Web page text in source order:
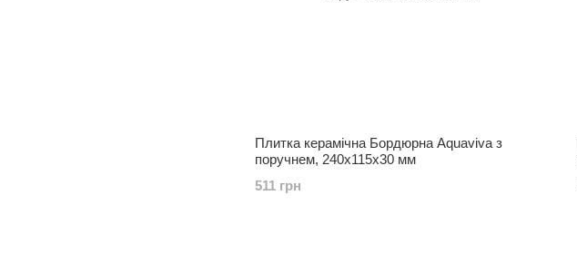
Плитка керамічна Бордюрна Aquaviva з
поручнем, 240х115х30 мм
511 грн